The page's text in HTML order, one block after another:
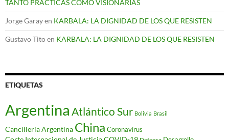
TANTO PRÁCTICAS COMO VISIONARIAS
Jorge Garayen KARBALA: LA DIGNIDAD DE LOS QUE RESISTEN
Gustavo Titoen KARBALA: LA DIGNIDAD DE LOS QUE RESISTEN
ETIQUETAS
Argentina Atlántico Sur Bolivia Brasil
Cancillería Argentina China Coronavirus